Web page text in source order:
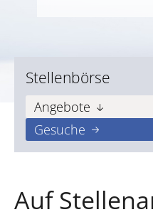
Stellenbörse
Angebote
Gesuche
Auf